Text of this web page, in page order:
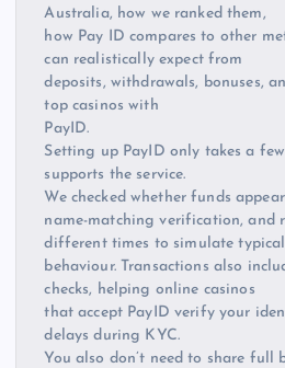
Australia, how we ranked them,
how Pay ID compares to other
can realistically expect from
deposits, withdrawals, bonuses,
top casinos with
PayID.
Setting up PayID only takes a
supports the service.
We checked whether funds
name-matching verification, and
different times to simulate
behaviour. Transactions also
checks, helping online casinos
that accept PayID verify your
delays during KYC.
You also don’t need to share full